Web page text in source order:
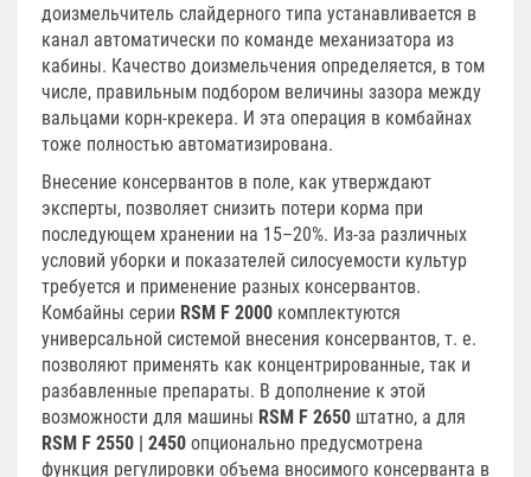
доизмельчитель слайдерного типа устанавливается в
канал автоматически по команде механизатора из
кабины. Качество доизмельчения определяется, в том
числе, правильным подбором величины зазора между
вальцами корн-крекера. И эта операция в комбайнах
тоже полностью автоматизирована.
Внесение консервантов в поле, как утверждают
эксперты, позволяет снизить потери корма при
последующем хранении на 15–20%. Из-за различных
условий уборки и показателей силосуемости культур
требуется и применение разных консервантов.
Комбайны серии RSM F 2000 комплектуются
универсальной системой внесения консервантов, т. е.
позволяют применять как концентрированные, так и
разбавленные препараты. В дополнение к этой
возможности для машины RSM F 2650 штатно, а для
RSM F 2550 | 2450 опционально предусмотрена
функция регулировки объема вносимого консерванта в